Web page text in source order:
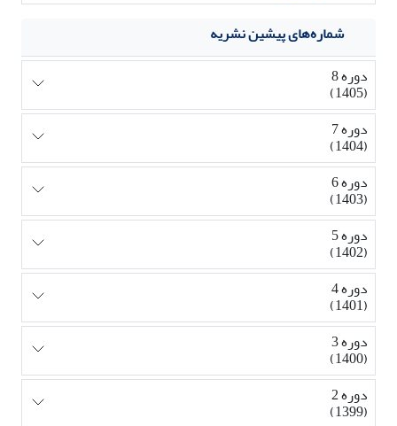
شماره‌های پیشین نشریه
دوره 8
(1405)
دوره 7
(1404)
دوره 6
(1403)
دوره 5
(1402)
دوره 4
(1401)
دوره 3
(1400)
دوره 2
(1399)